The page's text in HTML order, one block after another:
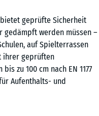
bietet geprüfte Sicherheit
gedämpft werden müssen –
auf Spielterrassen
ihrer geprüften
zu 100 cm nach EN 1177
Aufenthalts- und
in der Rehabilitation